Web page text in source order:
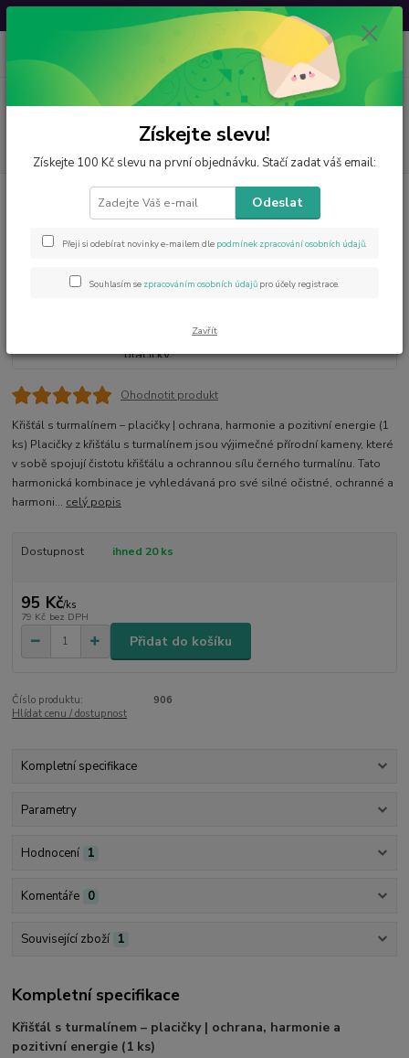
Svatovavřinecká sleva: 20 % s kódemVAVRINEC20
Menu
CZK 0
za
Minerály od A do Z Křišťál s turmalínem, placičky
Křišťál s turmalínem, placičky
Ohodnotit produkt
Křišťál s turmalínem – placičky | ochrana, harmonie a pozitivní energie (1
ks) Placičky z křišťálu s turmalínem jsou výjimečné přírodní kameny, které
v sobě spojují čistotu křišťálu a ochrannou sílu černého turmalínu. Tato
harmonická kombinace je vyhledávaná pro své silné očistné, ochranné a
harmoni... celý popis
Dostupnost ihned 20 ks
95 Kč/ks
79 Kč bez DPH
Přidat do košíku
Číslo produktu:
906
Hlídat cenu / dostupnost
Kompletní specifikace
Parametry
Hodnocení 1
Komentáře 0
Související zboží 1
Kompletní specifikace
Křišťál s turmalínem – placičky | ochrana, harmonie a
pozitivní energie (1 ks)
Získejte slevu!
Získejte 100 Kč slevu na první objednávku. Stačí zadat váš email:
Odeslat
Přeji si odebírat novinky e-mailem dle podmínek zpracování osobních údajů.
Souhlasím se zpracováním osobních údajů pro účely registrace.
Zavřít